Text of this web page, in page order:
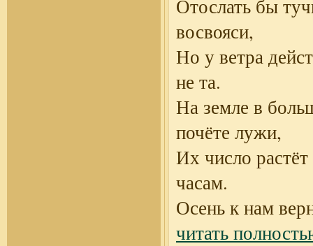
Отослать бы
восвояси,
Но у ветра
не та.
На земле в
почёте лужи,
Их число
часам.
Осень к нам
читать